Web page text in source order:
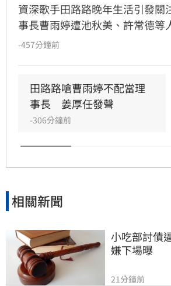
資深歌手田路路晚年生活引發關
事長曹雨婷遭池秋美、許常德等
明及未妥善照顧藝人。前理事長
田路路點名創辦人姜厚任重出
當年姜厚任為補工會虧損曾賣
責任感。同時，楊光友也強調自
雪中送炭為原則，呼籲資深藝
理財規劃，不應一味責怪工會，
與財務風波持續延燒，引發各界
-457分鐘前
田路路嗆曹雨婷不配當理
事長　姜厚任發聲
-306分鐘前
相關新聞
小吃部討債
嫌下場曝
21分鐘前